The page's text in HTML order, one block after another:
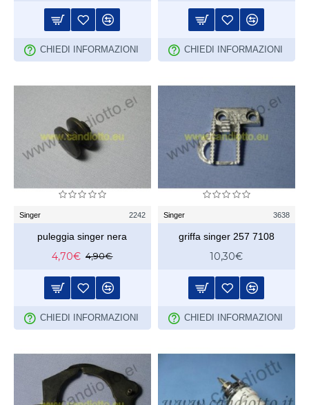
CHIEDI INFORMAZIONI CHIEDI INFORMAZIONI
Singer 2242
puleggia singer nera
4,70€ 4,90€
CHIEDI INFORMAZIONI
Singer 3638
griffa singer 257 7108
10,30€
CHIEDI INFORMAZIONI